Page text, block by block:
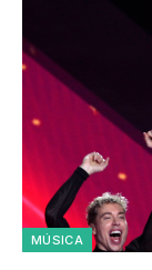
MÚSICA